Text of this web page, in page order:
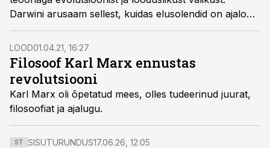
Darwini arusaam sellest, kuidas elusolendid on ajaloo
jooksul arenenud, polnud siiski kaugeltki uus.
LOOD01.04.21, 16:27
Filosoof Karl Marx ennustas
revolutsiooni
Karl Marx oli õpetatud mees, olles tudeerinud juurat,
filosoofiat ja ajalugu.
ST SISUTURUNDUS17.06.26, 12:05